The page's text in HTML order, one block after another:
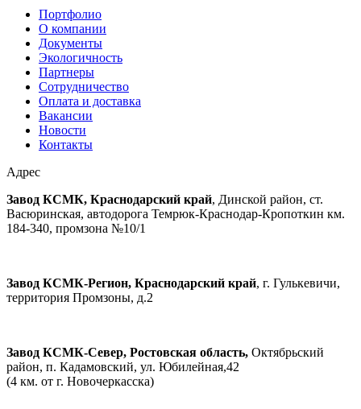
Портфолио
О компании
Документы
Экологичность
Партнеры
Сотрудничество
Оплата и доставка
Вакансии
Новости
Контакты
Адрес
Завод КСМК, Краснодарский край, Динской район, ст.
Васюринская, автодорога Темрюк-Краснодар-Кропоткин км.
184-340, промзона №10/1
Завод КСМК-Регион, Краснодарский край, г. Гулькевичи,
территория Промзоны, д.2
Завод КСМК-Север, Ростовская область, Октябрьский
район, п. Кадамовский, ул. Юбилейная,42
(4 км. от г. Новочеркасска)